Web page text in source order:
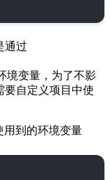
通过
境变量，为了不影
要自定义项目中使
用到的环境变量